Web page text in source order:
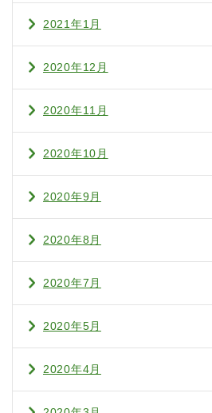
2021年1月
2020年12月
2020年11月
2020年10月
2020年9月
2020年8月
2020年7月
2020年5月
2020年4月